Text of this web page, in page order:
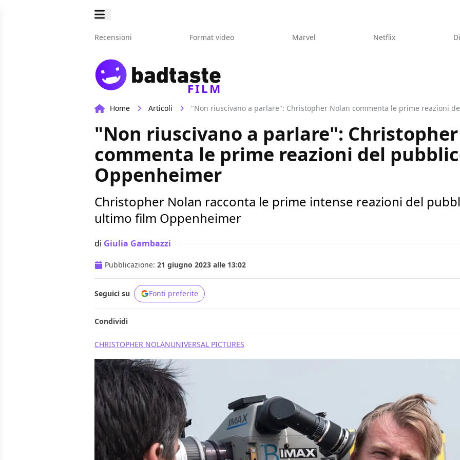
Recensioni Format video Marvel Netflix
FILM
Home Articoli "Non riuscivano a parlare": Christopher Nolan commenta le prime reazioni
"Non riuscivano a parlare":
commenta le prime reazioni del
Oppenheimer
Christopher Nolan racconta le prime intense reazioni del
ultimo film Oppenheimer
di Giulia Gambazzi
Pubblicazione: 21 giugno 2023 alle 13:02
Seguici su Fonti preferite
Condividi
CHRISTOPHER NOLANUNIVERSAL PICTURES